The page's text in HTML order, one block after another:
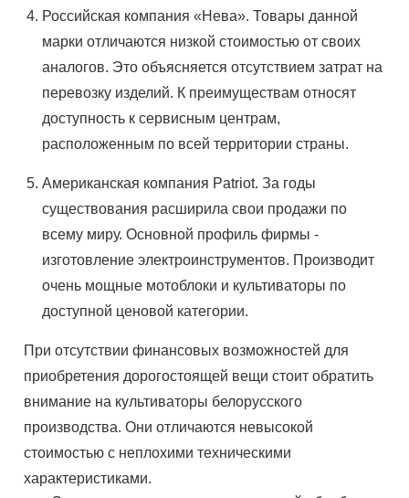
Российская компания «Нева». Товары данной
марки отличаются низкой стоимостью от своих
аналогов. Это объясняется отсутствием затрат на
перевозку изделий. К преимуществам относят
доступность к сервисным центрам,
расположенным по всей территории страны.
Американская компания Patriot. За годы
существования расширила свои продажи по
всему миру. Основной профиль фирмы -
изготовление электроинструментов. Производит
очень мощные мотоблоки и культиваторы по
доступной ценовой категории.
При отсутствии финансовых возможностей для
приобретения дорогостоящей вещи стоит обратить
внимание на культиваторы белорусского
производства. Они отличаются невысокой
стоимостью с неплохими техническими
характеристиками.